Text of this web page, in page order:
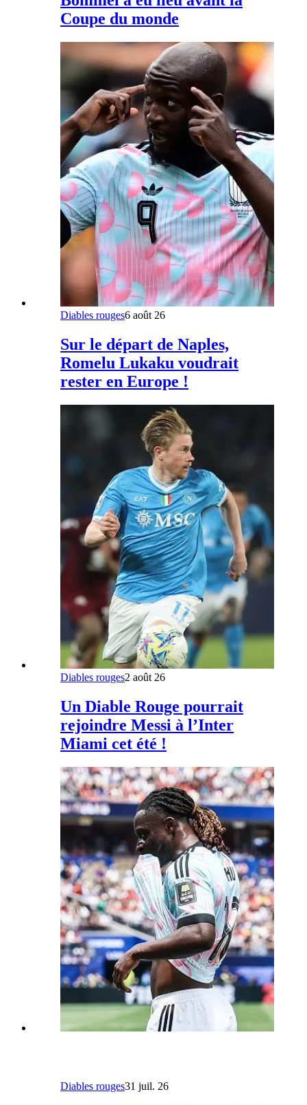
Coupe du monde
Diables rouges6 août 26
Sur le départ de Naples,
Romelu Lukaku voudrait
rester en Europe !
Diables rouges2 août 26
Un Diable Rouge pourrait
rejoindre Messi à l’Inter
Miami cet été !
Diables rouges31 juil. 26